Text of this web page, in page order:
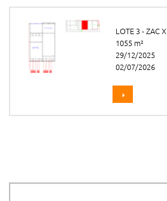
LOTE 3 - ZAC X
1055 m²
29/12/2025
02/07/2026